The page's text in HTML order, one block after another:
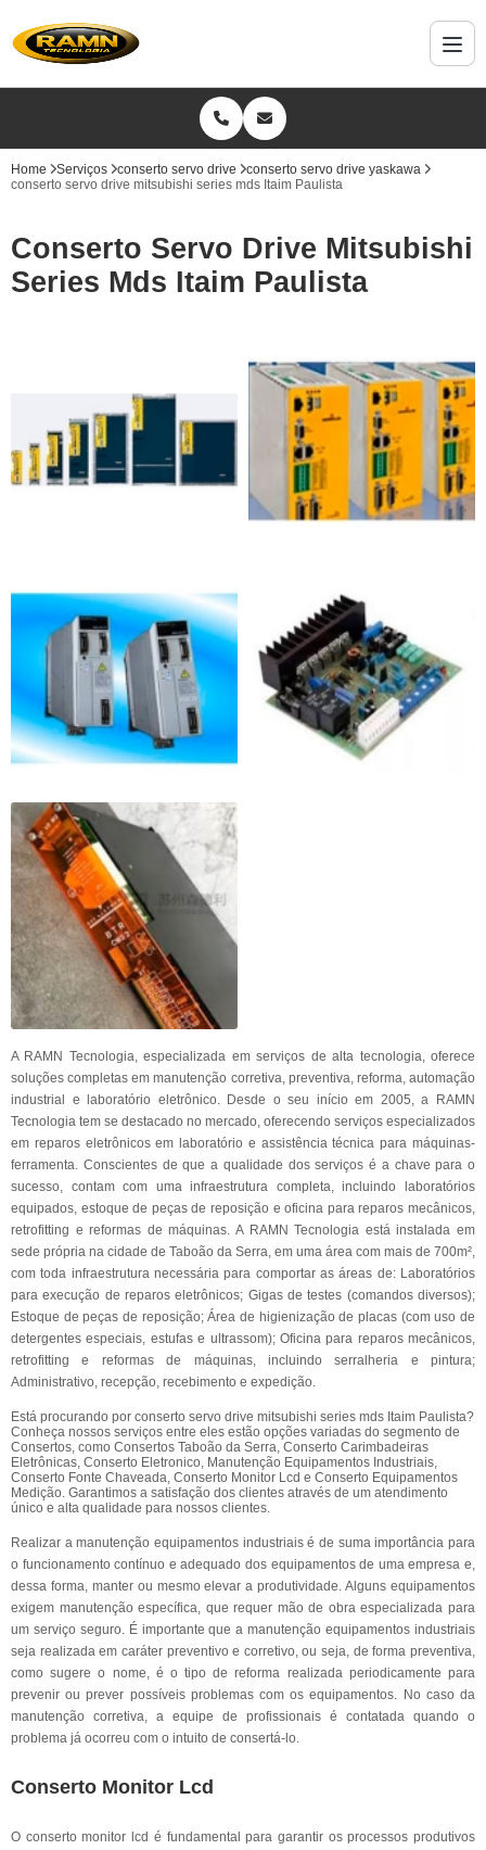
Home Serviços conserto servo drive
conserto servo drive yaskawa
conserto servo drive mitsubishi series mds Itaim Paulista
Conserto Servo Drive Mitsubishi
Series Mds Itaim Paulista
A RAMN Tecnologia, especializada em serviços de alta tecnologia, oferece
soluções completas em manutenção corretiva, preventiva, reforma, automação
industrial e laboratório eletrônico. Desde o seu início em 2005, a RAMN
Tecnologia tem se destacado no mercado, oferecendo serviços especializados
em reparos eletrônicos em laboratório e assistência técnica para máquinas-
ferramenta. Conscientes de que a qualidade dos serviços é a chave para o
sucesso, contam com uma infraestrutura completa, incluindo laboratórios
equipados, estoque de peças de reposição e oficina para reparos mecânicos,
retrofitting e reformas de máquinas. A RAMN Tecnologia está instalada em
sede própria na cidade de Taboão da Serra, em uma área com mais de 700m²,
com toda infraestrutura necessária para comportar as áreas de: Laboratórios
para execução de reparos eletrônicos; Gigas de testes (comandos diversos);
Estoque de peças de reposição; Área de higienização de placas (com uso de
detergentes especiais, estufas e ultrassom); Oficina para reparos mecânicos,
retrofitting e reformas de máquinas, incluindo serralheria e pintura;
Administrativo, recepção, recebimento e expedição.
Está procurando por conserto servo drive mitsubishi series mds Itaim Paulista?
Conheça nossos serviços entre eles estão opções variadas do segmento de
Consertos, como Consertos Taboão da Serra, Conserto Carimbadeiras
Eletrônicas, Conserto Eletronico, Manutenção Equipamentos Industriais,
Conserto Fonte Chaveada, Conserto Monitor Lcd e Conserto Equipamentos
Medição. Garantimos a satisfação dos clientes através de um atendimento
único e alta qualidade para nossos clientes.
Realizar a manutenção equipamentos industriais é de suma importância para
o funcionamento contínuo e adequado dos equipamentos de uma empresa e,
dessa forma, manter ou mesmo elevar a produtividade. Alguns equipamentos
exigem manutenção específica, que requer mão de obra especializada para
um serviço seguro. É importante que a manutenção equipamentos industriais
seja realizada em caráter preventivo e corretivo, ou seja, de forma preventiva,
como sugere o nome, é o tipo de reforma realizada periodicamente para
prevenir ou prever possíveis problemas com os equipamentos. No caso da
manutenção corretiva, a equipe de profissionais é contatada quando o
problema já ocorreu com o intuito de consertá-lo.
Conserto Monitor Lcd
O conserto monitor lcd é fundamental para garantir os processos produtivos